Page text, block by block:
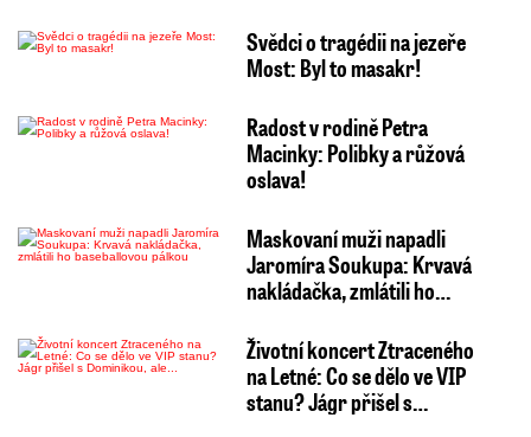
Svědci o tragédii na jezeře
Most: Byl to masakr!
Radost v rodině Petra
Macinky: Polibky a růžová
oslava!
Maskovaní muži napadli
Jaromíra Soukupa: Krvavá
nakládačka, zmlátili ho…
Životní koncert Ztraceného
na Letné: Co se dělo ve VIP
stanu? Jágr přišel s…